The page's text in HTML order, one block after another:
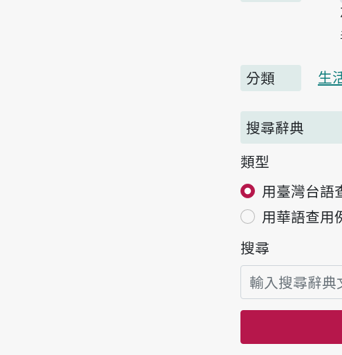
分類 生
搜尋辭典
類型
用臺灣台語
用華語查用
搜尋